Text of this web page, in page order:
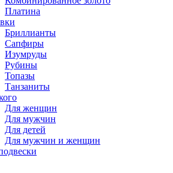
Платина
Бриллианты
Сапфиры
Изумруды
Рубины
Топазы
Танзаниты
Для женщин
Для мужчин
Для детей
Для мужчин и женщин